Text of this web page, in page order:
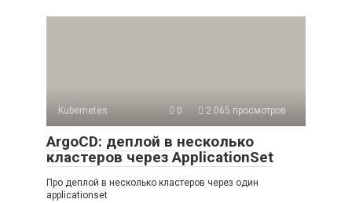
Kubernetes 0 2 065 просмотров
ArgoCD: деплой в несколько
кластеров через ApplicationSet
Про деплой в несколько кластеров через один
applicationset